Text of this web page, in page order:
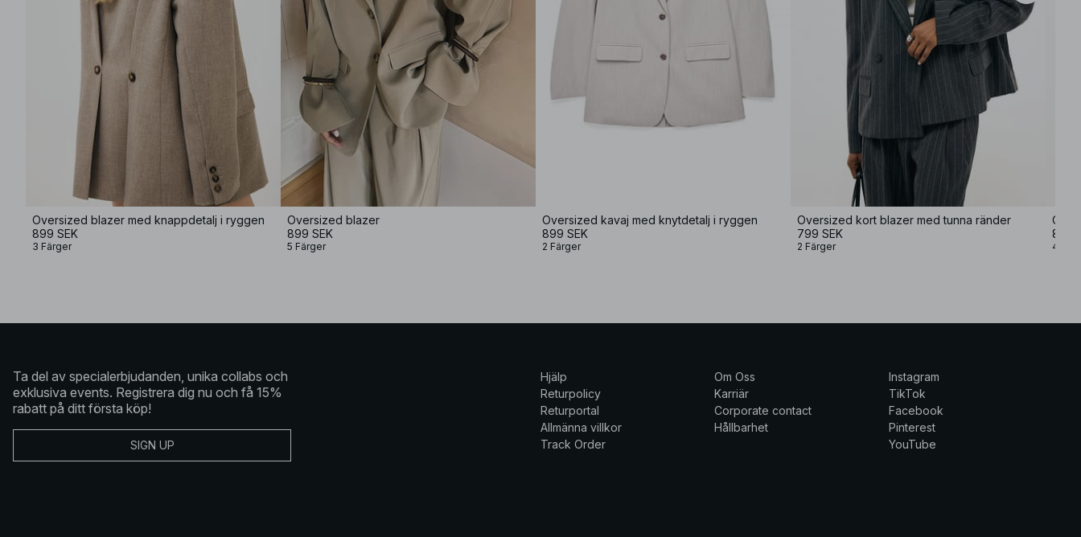
Oversized blazer med knappdetalj i ryggen
899 SEK
3 Färger
Oversized blazer
899 SEK
5 Färger
Oversized kavaj med knytdetalj i ryggen
899 SEK
2 Färger
Oversized kort blazer med tunna ränder
799 SEK
2 Färger
899
4
Ta del av specialerbjudanden, unika collabs och
exklusiva events. Registrera dig nu och få 15%
rabatt på ditt första köp!
SIGN UP
Hjälp
Returpolicy
Returportal
Allmänna villkor
Track Order
Om Oss
Karriär
Corporate contact
Hållbarhet
Instagram
TikTok
Facebook
Pinterest
YouTube